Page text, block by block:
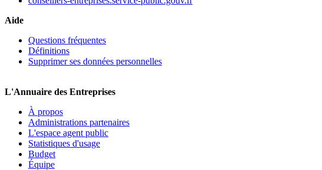
Aide
Questions fréquentes
Définitions
Supprimer ses données personnelles
L'Annuaire des Entreprises
À propos
Administrations partenaires
L'espace agent public
Statistiques d'usage
Budget
Équipe